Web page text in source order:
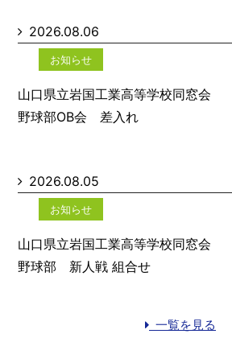
2026.08.06
お知らせ
山口県立岩国工業高等学校同窓会
野球部OB会
2026.08.05
お知らせ
山口県立岩国工業高等学校同窓会
野球部 新人戦
一覧を見る